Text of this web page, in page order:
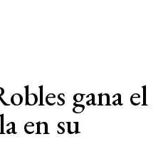
gana el
en su